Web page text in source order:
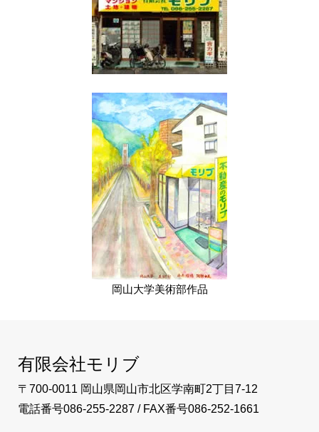
岡山大学美術部作品
有限会社モリブ
〒700-0011 岡山県岡山市北区学南町2丁目7-12
電話番号086-255-2287 / FAX番号086-252-1661